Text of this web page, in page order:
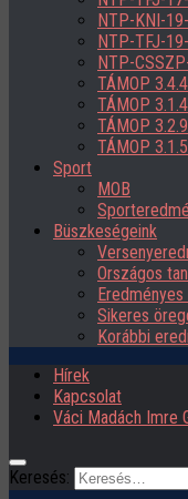
NTP-KNI-
NTP-TFJ-
NTP-
TÁMOP 3.4.4
TÁMOP 3.1.4
TÁMOP 3.2.9
TÁMOP 3.1.5
Sport
MOB
Büszkeségeink
Országos
Sikeres
Korábbi
Hírek
Kapcsolat
Váci Madách Imre
Keresés: